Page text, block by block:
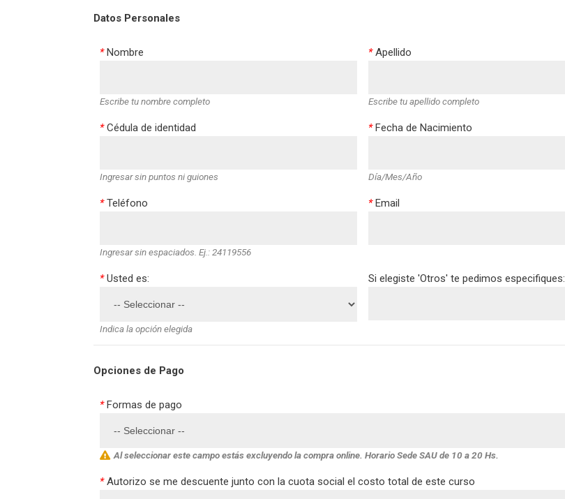
Datos Personales
*Nombre
Escribe tu nombre completo
*Apellido
Escribe tu apellido completo
*Cédula de identidad
Ingresar sin puntos ni guiones
*Fecha de Nacimiento
Día/Mes/Año
*Teléfono
Ingresar sin espaciados. Ej.: 24119556
*Email
*Usted es:
Indica la opción elegida
Si elegiste 'Otros' te pedimos especifiques:
Opciones de Pago
*Formas de pago
Al seleccionar este campo estás excluyendo la compra online. Horario Sede SAU de 10 a 20 Hs.
*Autorizo se me descuente junto con la cuota social el costo total de este curso